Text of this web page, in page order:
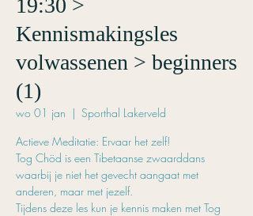
19:30 >
Kennismakingsles
volwassenen > beginners
(1)
wo 01 jan
  |
Sporthal Lakerveld
Actieve Meditatie: Ervaar het zelf!
Tog Chöd is een Tibetaanse zwaarddans
waarbij je niet het gevecht aangaat met
anderen, maar met jezelf.
Tijdens deze les kun je kennis maken met Tog